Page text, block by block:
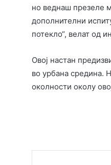
но веднаш презеле
дополнителни
потекло“, велат од
Овој настан
во урбана средина.
околности околу